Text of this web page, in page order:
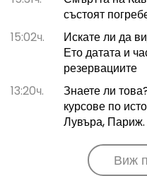
състоят
15:02ч.
Искате ли да
Ето датата и
резервациите
13:20ч.
Знаете ли
курсове по
Лувъра, Париж.
Виж